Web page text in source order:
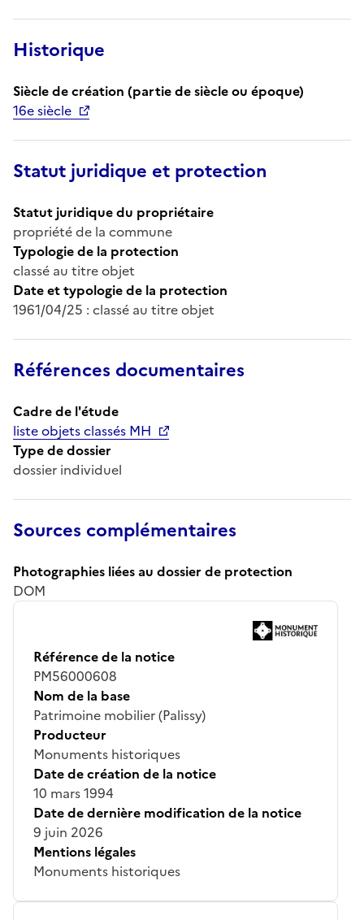
Historique
Siècle de création (partie de siècle ou époque)
16e siècle
Statut juridique et protection
Statut juridique du propriétaire
propriété de la commune
Typologie de la protection
classé au titre objet
Date et typologie de la protection
1961/04/25 : classé au titre objet
Références documentaires
Cadre de l'étude
liste objets classés MH
Type de dossier
dossier individuel
Sources complémentaires
Photographies liées au dossier de protection
DOM
Référence de la notice
PM56000608
Nom de la base
Patrimoine mobilier (Palissy)
Producteur
Monuments historiques
Date de création de la notice
10 mars 1994
Date de dernière modification de la notice
9 juin 2026
Mentions légales
Monuments historiques